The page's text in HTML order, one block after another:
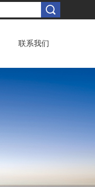
联系我们